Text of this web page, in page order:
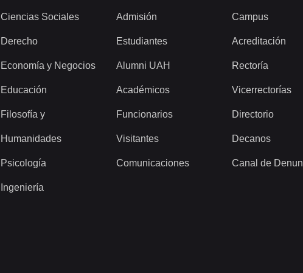
Ciencias Sociales
Derecho
Economía y Negocios
Educación
Filosofía y
Humanidades
Psicología
Ingeniería
Admisión
Estudiantes
Alumni UAH
Académicos
Funcionarios
Visitantes
Comunicaciones
Campus
Acreditación
Rectoría
Vicerrectorías
Directorio
Decanos
Canal de